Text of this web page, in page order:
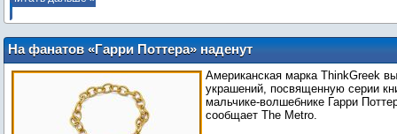
На фанатов «Гарри Поттера» наденут
браслеты
Американская марка ThinkGreek
украшений, посвященную серии
мальчике-волшебнике Гарри
сообщает The Metro.